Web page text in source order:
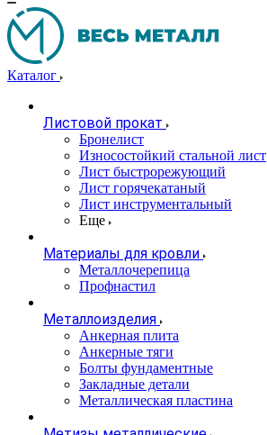
Каталог
Листовой прокат
Бронелист
Износостойкий стальной лист
Лист быстрорежующий
Лист горячекатаный
Лист инструментальный
Еще
Материалы для кровли
Металлочерепица
Профнастил
Металлоизделия
Анкерная плита
Анкерные тяги
Болты фундаментные
Закладные детали
Металлическая пластина